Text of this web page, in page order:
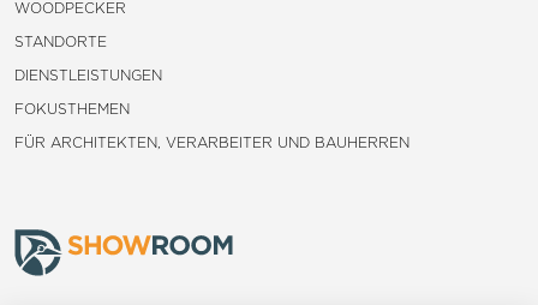
WOODPECKER
STANDORTE
DIENSTLEISTUNGEN
FOKUSTHEMEN
FÜR ARCHITEKTEN, VERARBEITER UND BAUHERREN